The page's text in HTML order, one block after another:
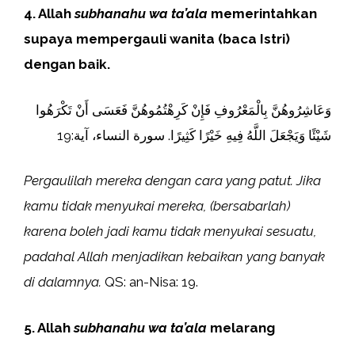
4. Allahsubhanahu wa ta’ala memerintahkan
supaya mempergauli wanita (baca Istri)
dengan baik.
وَعَاشِرُوهُنَّ بِالْمَعْرُوفِ فَإِنْ كَرِهْتُمُوهُنَّ فَعَسَى أَنْ تَكْرَهُوا
شَيْئًا وَيَجْعَلَ اللَّهُ فِيهِ خَيْرًا كَثِيرًا. سورة النساء، آية:19
Pergaulilah mereka dengan cara yang patut. Jika
kamu tidak menyukai mereka, (bersabarlah)
karena boleh jadi kamu tidak menyukai sesuatu,
padahal Allah menjadikan kebaikan yang banyak
di dalamnya. QS: an-Nisa: 19.
5. Allahsubhanahu wa ta’ala melarang